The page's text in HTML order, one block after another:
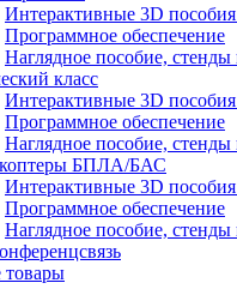
Интерактивные 3D
Программное обеспечение
Наглядное пособие, стенды
класс
Интерактивные 3D
Программное обеспечение
Наглядное пособие, стенды
БПЛА/БАС
Интерактивные 3D
Программное обеспечение
Наглядное пособие, стенды